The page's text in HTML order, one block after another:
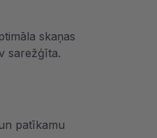
skaņas
sarežģīta.
patīkamu